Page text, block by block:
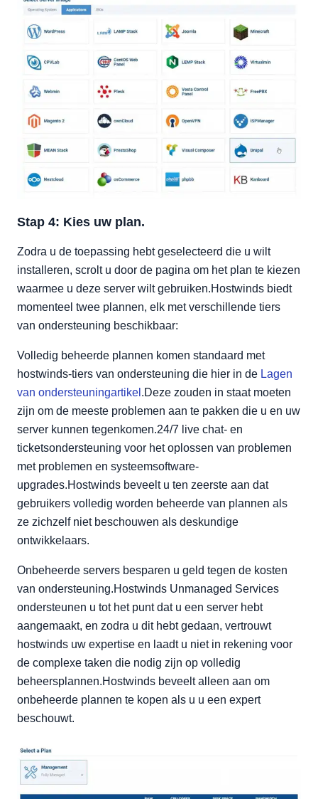
Stap 4: Kies uw plan.
Zodra u de toepassing hebt geselecteerd die u wilt
installeren, scrolt u door de pagina om het plan te kiezen
waarmee u deze server wilt gebruiken.Hostwinds biedt
momenteel twee plannen, elk met verschillende tiers
van ondersteuning beschikbaar:
Volledig beheerde plannen komen standaard met
hostwinds-tiers van ondersteuning die hier in de Lagen
van ondersteuningartikel .Deze zouden in staat moeten
zijn om de meeste problemen aan te pakken die u en uw
server kunnen tegenkomen.24/7 live chat- en
ticketsondersteuning voor het oplossen van problemen
met problemen en systeemsoftware-
upgrades.Hostwinds beveelt u ten zeerste aan dat
gebruikers volledig worden beheerde van plannen als
ze zichzelf niet beschouwen als deskundige
ontwikkelaars.
Onbeheerde servers besparen u geld tegen de kosten
van ondersteuning.Hostwinds Unmanaged Services
ondersteunen u tot het punt dat u een server hebt
aangemaakt, en zodra u dit hebt gedaan, vertrouwt
hostwinds uw expertise en laadt u niet in rekening voor
de complexe taken die nodig zijn op volledig
beheersplannen.Hostwinds beveelt alleen aan om
onbeheerde plannen te kopen als u u een expert
beschouwt.